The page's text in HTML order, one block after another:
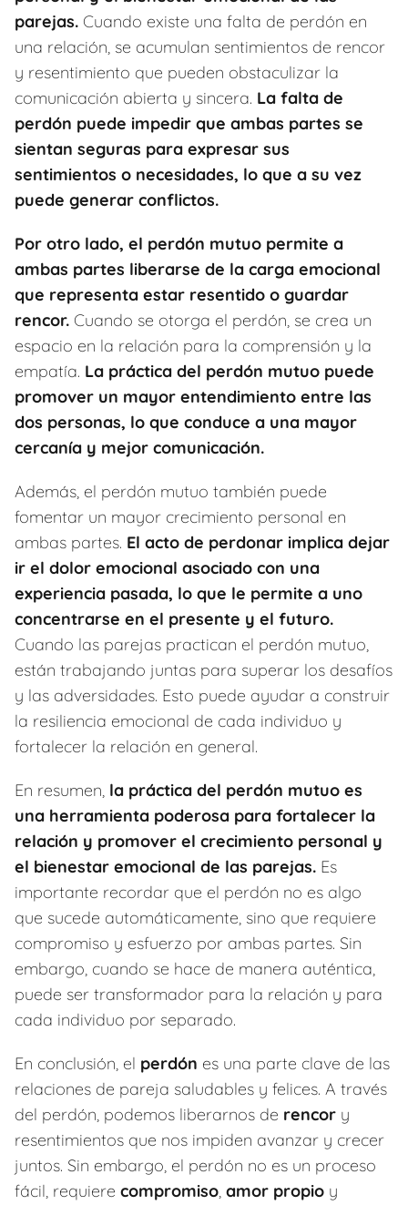
parejas. Cuando existe una falta de perdón en
una relación, se acumulan sentimientos de rencor
y resentimiento que pueden obstaculizar la
comunicación abierta y sincera. La falta de
perdón puede impedir que ambas partes se
sientan seguras para expresar sus
sentimientos o necesidades, lo que a su vez
puede generar conflictos.
Por otro lado, el perdón mutuo permite a
ambas partes liberarse de la carga emocional
que representa estar resentido o guardar
rencor. Cuando se otorga el perdón, se crea un
espacio en la relación para la comprensión y la
empatía. La práctica del perdón mutuo puede
promover un mayor entendimiento entre las
dos personas, lo que conduce a una mayor
cercanía y mejor comunicación.
Además, el perdón mutuo también puede
fomentar un mayor crecimiento personal en
ambas partes. El acto de perdonar implica dejar
ir el dolor emocional asociado con una
experiencia pasada, lo que le permite a uno
concentrarse en el presente y el futuro.
Cuando las parejas practican el perdón mutuo,
están trabajando juntas para superar los desafíos
y las adversidades. Esto puede ayudar a construir
la resiliencia emocional de cada individuo y
fortalecer la relación en general.
En resumen, la práctica del perdón mutuo es
una herramienta poderosa para fortalecer la
relación y promover el crecimiento personal y
el bienestar emocional de las parejas. Es
importante recordar que el perdón no es algo
que sucede automáticamente, sino que requiere
compromiso y esfuerzo por ambas partes. Sin
embargo, cuando se hace de manera auténtica,
puede ser transformador para la relación y para
cada individuo por separado.
En conclusión, el perdón es una parte clave de las
relaciones de pareja saludables y felices. A través
del perdón, podemos liberarnos de rencor y
resentimientos que nos impiden avanzar y crecer
juntos. Sin embargo, el perdón no es un proceso
fácil, requiere compromiso, amor propio y